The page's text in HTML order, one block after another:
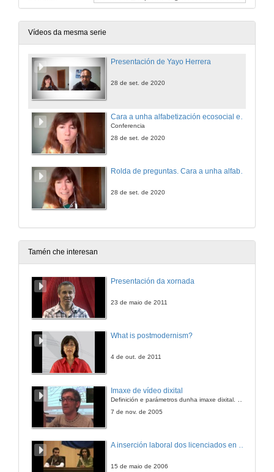
Vídeos da mesma serie
Presentación de Yayo Herrera
28 de set. de 2020
Conferencia
28 de set. de 2020
Rolda de preguntas. Cara a unha alfabetización ecosocial en tempos de crises civilizatoria
28 de set. de 2020
Tamén che interesan
Presentación da xornada
23 de maio de 2011
What is postmodernism?
4 de out. de 2011
Imaxe de vídeo dixital
Definición e parámetros dunha imaxe dixital. Resolución e Aspecto. Profundidade da cor. Compresión. Frame por segundo. Entrelazado. Campos, cadros
7 de nov. de 2005
A inserción laboral dos licenciados en Ciencias do Mar: a carreira investigadora
15 de maio de 2006